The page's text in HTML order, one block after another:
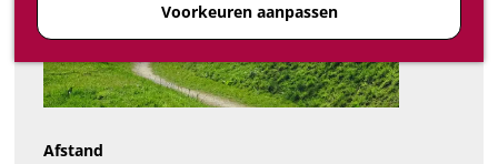
Voorkeuren aanpassen
Afstand